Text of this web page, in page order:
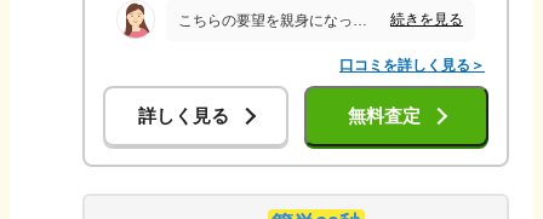
続きを見る
口コミを詳しく見る＞
詳しく見る 無料査定